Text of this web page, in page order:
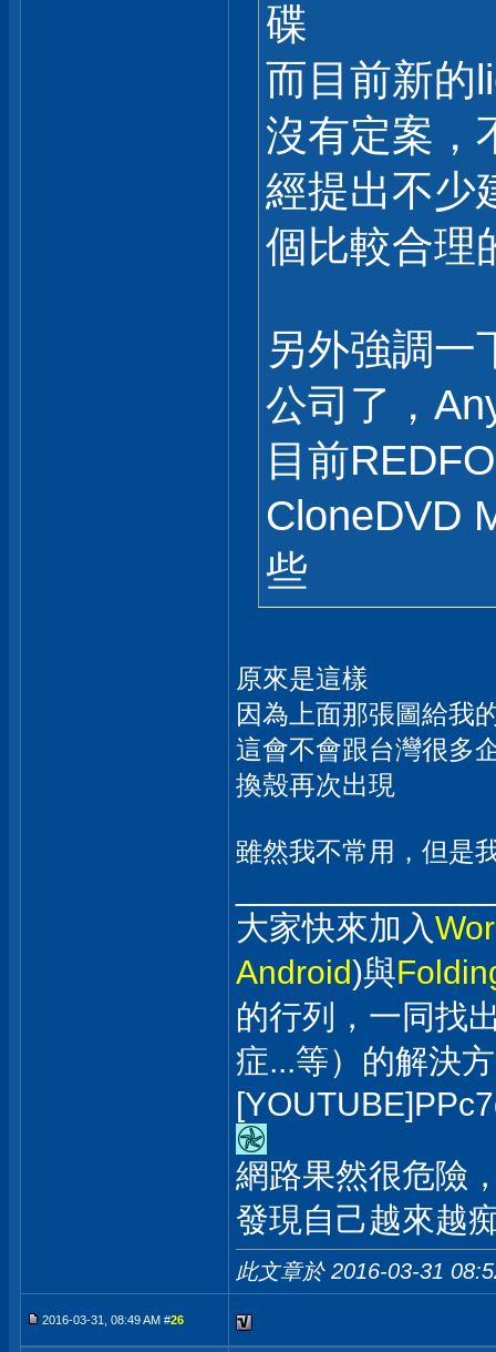
碟
而目前新的
沒有定案，
經提出不少
個比較合理
另外強調一
公司了，
目前
CloneDVD
些
原來是這樣
因為上面那張圖給我
這會不會跟台灣很多
換殼再次出現
雖然我不常用，但是
大家快來加入
Android)與
的行列，一同找
症...等）的解決
網路果然很危險
發現自己越來越
此文章於 2016-03-31
2016-03-31, 08:49 AM #26